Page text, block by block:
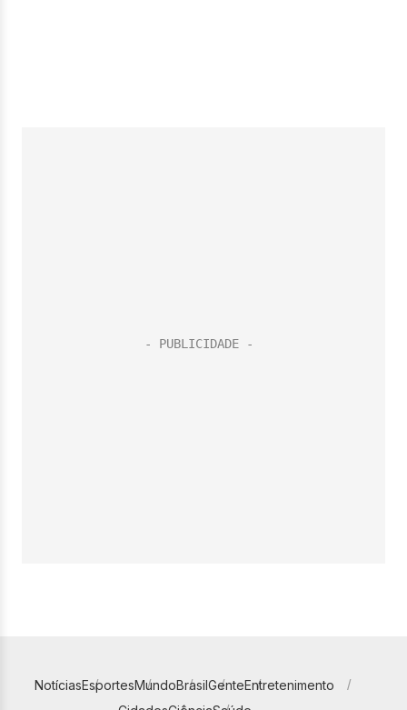
NotíciasEsportesMundoBrasilGenteEntretenimento